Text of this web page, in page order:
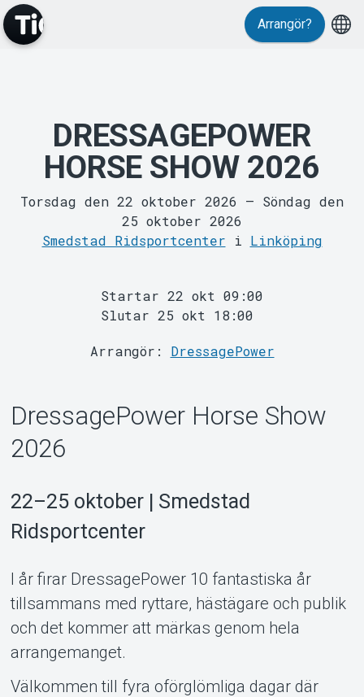
Support
Arrangör?
DRESSAGEPOWER
HORSE SHOW 2026
Torsdag den 22 oktober 2026 – Söndag den
25 oktober 2026
Smedstad Ridsportcenter i Linköping
Startar 22 okt 09:00
Slutar 25 okt 18:00
Arrangör: DressagePower
DressagePower Horse Show
2026
22–25 oktober | Smedstad
Ridsportcenter
I år firar DressagePower 10 fantastiska år
tillsammans med ryttare, hästägare och publik
och det kommer att märkas genom hela
arrangemanget.
Välkommen till fyra oförglömliga dagar där